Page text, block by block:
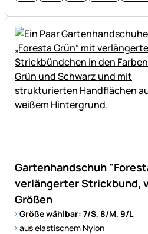
Gartenhandschuh
verlängerter Strickbund,
Größen
Größe wählbar: 7/S, 8/M, 9/L
aus elastischem Nylon